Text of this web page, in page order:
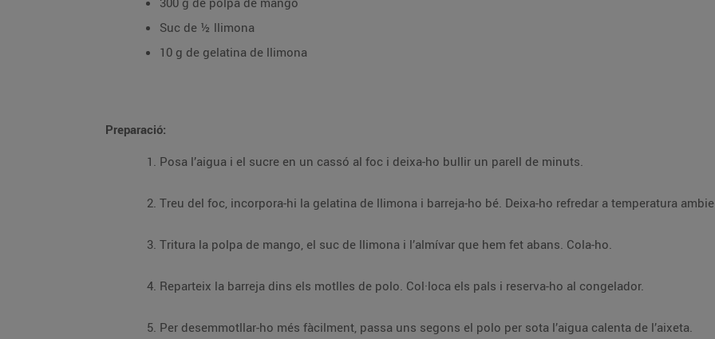
Suc de ½ llimona
10 g de gelatina de llimona
Preparació:
Posa l’aigua i el sucre en un cassó al foc i deixa-ho bullir un parell de minuts.
Treu del foc, incorpora-hi la gelatina de llimona i barreja-ho bé. Deixa-ho refredar a temperatura
Tritura la polpa de mango, el suc de llimona i l’almívar que hem fet abans. Cola-ho.
Reparteix la barreja dins els motlles de polo. Col·loca els pals i reserva-ho al congelador.
Per desemmotllar-ho més fàcilment, passa uns segons el polo per sota l’aigua calenta de l’aixeta.